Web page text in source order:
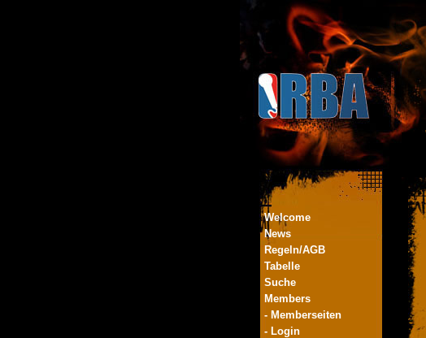
Welcome
News
Regeln/AGB
Tabelle
Suche
Members
- Memberseiten
- Login